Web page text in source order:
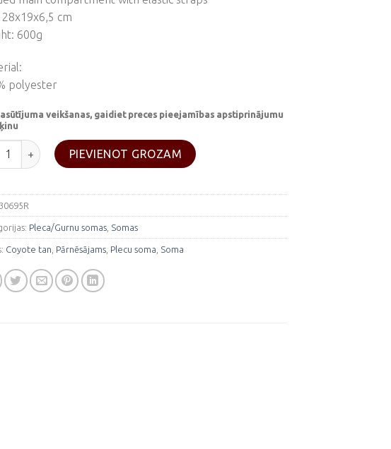
28x19x6,5 cm
600g
polyester
veikšanas, gaidiet preces pieejamības apstiprinājumu
- tan plecu soma "Molle" daudzums
PIEVIENOT GROZAM
30695R
Pleca/Gurnu somas Somas
Coyote tan Pārnēsājams Plecu soma Soma